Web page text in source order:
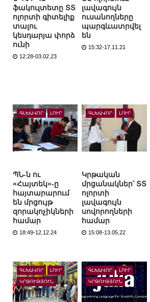
ֆակուլտետը ՏՏ
ոլորտի գիտելիք
տալու
կեսդարյա փորձ
ունի
12:28-03.02.23
լավագույն
ուսանողները
պարգևատրվել
են
15:32-17.11.21
ԳԼԽԱՎՈՐ ԼՈՒՐ
ՊՆ-ն ու
«Հայտեկ»-ը
հայտարարում
են մրցույթ
զորակոչիկների
համար
18:49-12.12.24
ԳԼԽԱՎՈՐ ԼՈՒՐ
Կրթական
մրցանակներ՝ ՏՏ
ոլորտի
լավագույն
սովորողների
համար
15:08-13.05.22
ԳԼԽԱՎՈՐ ԼՈՒՐ
ԿՐԹՈՒԹՅՈՒՆ
ԳԼԽԱՎՈՐ ԼՈՒՐ
ԿՐԹՈՒԹՅՈՒՆ